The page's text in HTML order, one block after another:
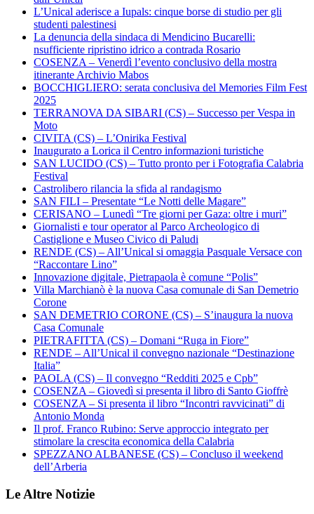
L’Unical aderisce a Iupals: cinque borse di studio per gli
studenti palestinesi
La denuncia della sindaca di Mendicino Bucarelli:
nsufficiente ripristino idrico a contrada Rosario
COSENZA – Venerdì l’evento conclusivo della mostra
itinerante Archivio Mabos
BOCCHIGLIERO: serata conclusiva del Memories Film Fest
2025
TERRANOVA DA SIBARI (CS) – Successo per Vespa in
Moto
CIVITA (CS) – L’Onirika Festival
Inaugurato a Lorica il Centro informazioni turistiche
SAN LUCIDO (CS) – Tutto pronto per i Fotografia Calabria
Festival
Castrolibero rilancia la sfida al randagismo
SAN FILI – Presentate “Le Notti delle Magare”
CERISANO – Lunedì “Tre giorni per Gaza: oltre i muri”
Giornalisti e tour operator al Parco Archeologico di
Castiglione e Museo Civico di Paludi
RENDE (CS) – All’Unical si omaggia Pasquale Versace con
“Raccontare Lino”
Innovazione digitale, Pietrapaola è comune “Polis”
Villa Marchianò è la nuova Casa comunale di San Demetrio
Corone
SAN DEMETRIO CORONE (CS) – S’inaugura la nuova
Casa Comunale
PIETRAFITTA (CS) – Domani “Ruga in Fiore”
RENDE – All’Unical il convegno nazionale “Destinazione
Italia”
PAOLA (CS) – Il convegno “Redditi 2025 e Cpb”
COSENZA – Giovedì si presenta il libro di Santo Gioffrè
COSENZA – Si presenta il libro “Incontri ravvicinati” di
Antonio Monda
Il prof. Franco Rubino: Serve approccio integrato per
stimolare la crescita economica della Calabria
SPEZZANO ALBANESE (CS) – Concluso il weekend
dell’Arberia
Le Altre Notizie